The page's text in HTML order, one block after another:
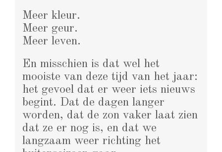
Meer kleur.
Meer geur.
Meer leven.
En misschien is dat wel het
mooiste van deze tijd van het jaar:
het gevoel dat er weer iets nieuws
begint. Dat de dagen langer
worden, dat de zon vaker laat zien
dat ze er nog is, en dat we
langzaam weer richting het